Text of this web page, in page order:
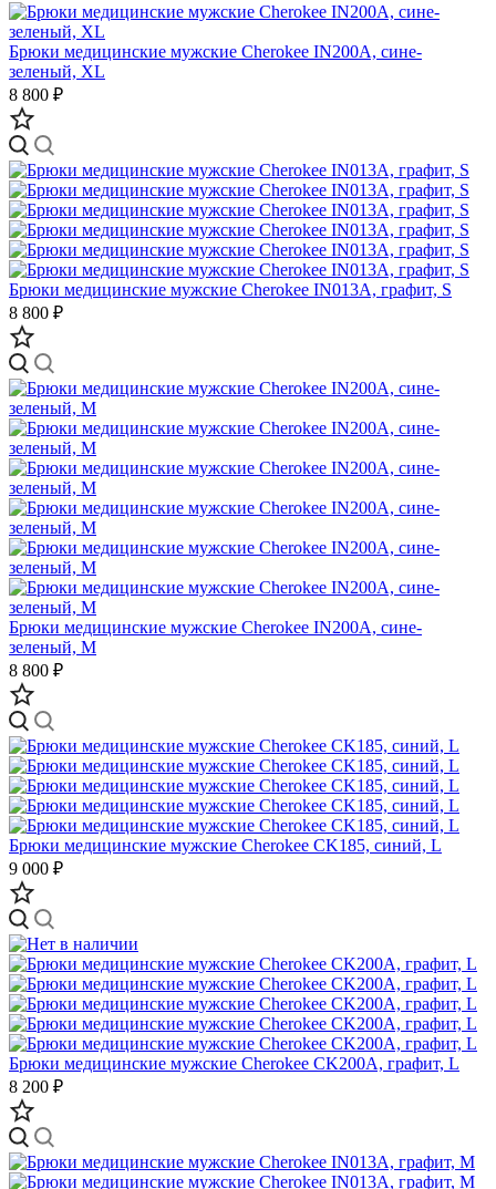
Брюки медицинские мужские Cherokee IN200A, сине-
зеленый, XL
8 800 ₽
Брюки медицинские мужские Cherokee IN013A, графит, S
8 800 ₽
Брюки медицинские мужские Cherokee IN200A, сине-
зеленый, M
8 800 ₽
Брюки медицинские мужские Cherokee CK185, синий, L
9 000 ₽
Брюки медицинские мужские Cherokee CK200A, графит, L
8 200 ₽